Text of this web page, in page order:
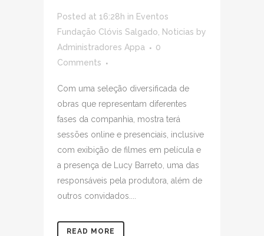
Posted at 16:28h in Eventos
Fundação Clóvis Salgado
Noticias by
Administradores Appa
0
Comments
Com uma seleção diversificada de
obras que representam diferentes
fases da companhia, mostra terá
sessões online e presenciais, inclusive
com exibição de filmes em película e
a presença de Lucy Barreto, uma das
responsáveis pela produtora, além de
outros convidados....
READ MORE